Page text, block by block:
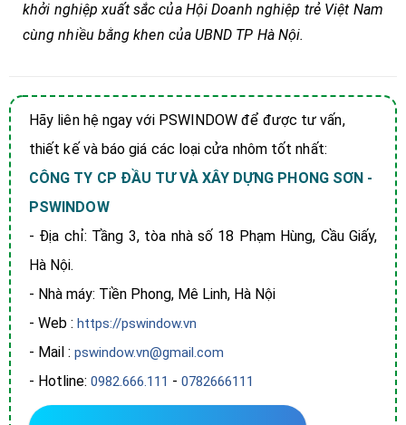
khởi nghiệp xuất sắc của Hội Doanh nghiệp trẻ Việt Nam
cùng nhiều bằng khen của UBND TP Hà Nội.
Hãy liên hệ ngay với PSWINDOW để được tư vấn,
thiết kế và báo giá các loại cửa nhôm tốt nhất:
CÔNG TY CP ĐẦU TƯ VÀ XÂY DỰNG PHONG SƠN -
PSWINDOW
- Địa chỉ: Tầng 3, tòa nhà số 18 Phạm Hùng, Cầu Giấy,
Hà Nội.
- Nhà máy: Tiền Phong, Mê Linh, Hà Nội
- Web : https://pswindow.vn
- Mail : pswindow.vn@gmail.com
- Hotline: 0982.666.111 - 0782666111